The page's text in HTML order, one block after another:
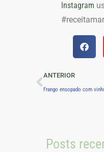
Instagram
ANTERIOR
Posts